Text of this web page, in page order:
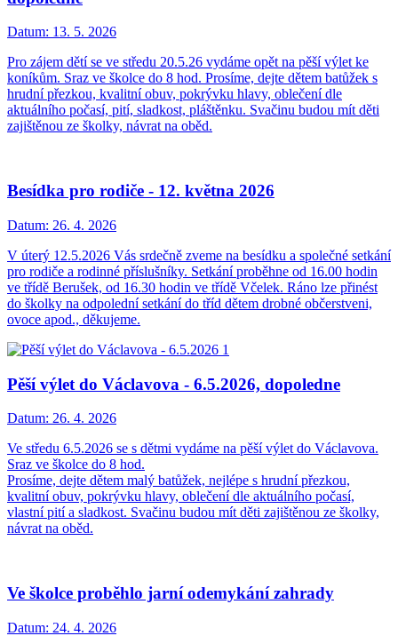
Datum: 13. 5. 2026
Pro zájem dětí se ve středu 20.5.26 vydáme opět na pěší výlet ke
koníkům. Sraz ve školce do 8 hod. Prosíme, dejte dětem batůžek s
hrudní přezkou, kvalitní obuv, pokrývku hlavy, oblečení dle
aktuálního počasí, pití, sladkost, pláštěnku. Svačinu budou mít děti
zajištěnou ze školky, návrat na oběd.
Besídka pro rodiče - 12. května 2026
Datum: 26. 4. 2026
V úterý 12.5.2026 Vás srdečně zveme na besídku a společné setkání
pro rodiče a rodinné příslušníky. Setkání proběhne od 16.00 hodin
ve třídě Berušek, od 16.30 hodin ve třídě Včelek. Ráno lze přinést
do školky na odpolední setkání do tříd dětem drobné občerstveni,
ovoce apod., děkujeme.
Pěší výlet do Václavova - 6.5.2026, dopoledne
Datum: 26. 4. 2026
Ve středu 6.5.2026 se s dětmi vydáme na pěší výlet do Václavova.
Sraz ve školce do 8 hod.
Prosíme, dejte dětem malý batůžek, nejlépe s hrudní přezkou,
kvalitní obuv, pokrývku hlavy, oblečení dle aktuálního počasí,
vlastní pití a sladkost. Svačinu budou mít děti zajištěnou ze školky,
návrat na oběd.
Ve školce proběhlo jarní odemykání zahrady
Datum: 24. 4. 2026